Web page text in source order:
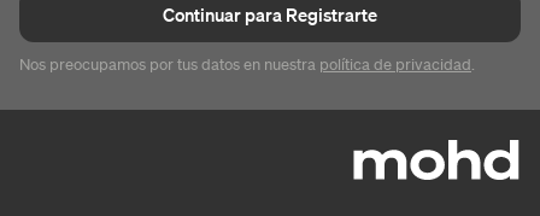
Continuar para Registrarte
Nos preocupamos por tus datos en nuestra política de privacidad.